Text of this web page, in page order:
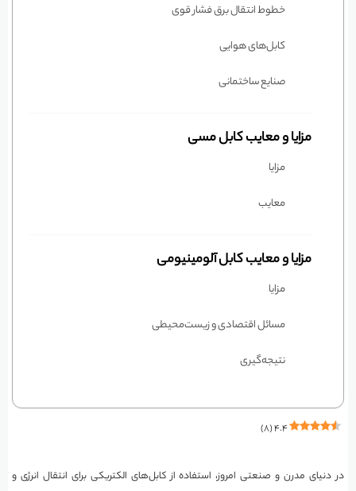
خطوط انتقال برق فشار قوی
کابل‌های هوایی
صنایع ساختمانی
مزایا و معایب کابل مسی
مزایا
معایب
مزایا و معایب کابل آلومینیومی
مزایا
مسائل اقتصادی و زیست‌محیطی
نتیجه‌گیری
۴.۴(۸)
در دنیای مدرن و صنعتی امروز، استفاده از کابل‌های الکتریکی برای انتقال انرژی و